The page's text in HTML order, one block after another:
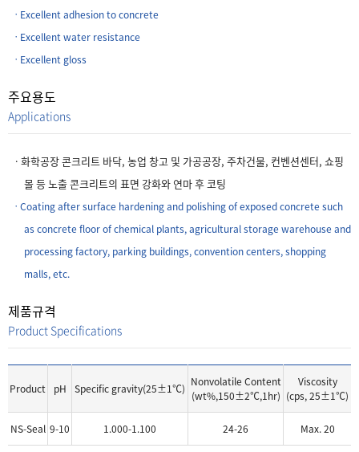
ㆍExcellent adhesion to concrete
ㆍExcellent water resistance
ㆍExcellent gloss
주요용도
Applications
ㆍ화학공장 콘크리트 바닥, 농업 창고 및 가공공장, 주차건물, 컨벤션센터, 쇼핑
몰 등 노출 콘크리트의 표면 강화와 연마 후 코팅
ㆍCoating after surface hardening and polishing of exposed concrete such
as concrete floor of chemical plants, agricultural storage warehouse and
processing factory, parking buildings, convention centers, shopping
malls, etc.
제품규격
Product Specifications
Product pH Specific gravity(25±1℃) Nonvolatile Content
(wt%,150±2℃,1hr)
Viscosity
(cps, 25±1℃)
NS-Seal 9-10 1.000-1.100 24-26 Max. 20